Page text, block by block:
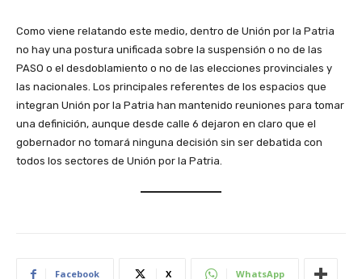
Como viene relatando este medio, dentro de Unión por la Patria
no hay una postura unificada sobre la suspensión o no de las
PASO o el desdoblamiento o no de las elecciones provinciales y
las nacionales. Los principales referentes de los espacios que
integran Unión por la Patria han mantenido reuniones para tomar
una definición, aunque desde calle 6 dejaron en claro que el
gobernador no tomará ninguna decisión sin ser debatida con
todos los sectores de Unión por la Patria.
Facebook X WhatsApp